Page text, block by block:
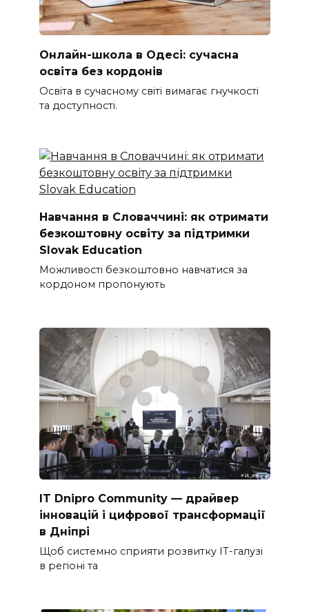
Онлайн-школа в Одесі: сучасна
освіта без кордонів
Освіта в сучасному світі вимагає гнучкості
та доступності.
Навчання в Словаччині: як отримати
безкоштовну освіту за підтримки
Slovak Education
Можливості безкоштовно навчатися за
кордоном пропонують
IT Dnipro Community — драйвер
інновацій і цифрової трансформації
в Дніпрі
Щоб системно сприяти розвитку ІТ-галузі
в регіоні та